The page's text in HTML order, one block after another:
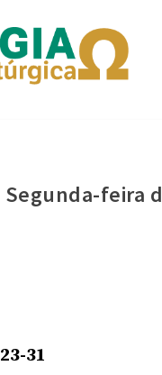
Segunda-feira
31